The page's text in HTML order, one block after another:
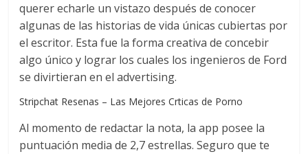
querer echarle un vistazo después de conocer
algunas de las historias de vida únicas cubiertas por
el escritor. Esta fue la forma creativa de concebir
algo único y lograr los cuales los ingenieros de Ford
se divirtieran en el advertising.
Stripchat Resenas – Las Mejores Crticas de Porno
Al momento de redactar la nota, la app posee la
puntuación media de 2,7 estrellas. Seguro que te